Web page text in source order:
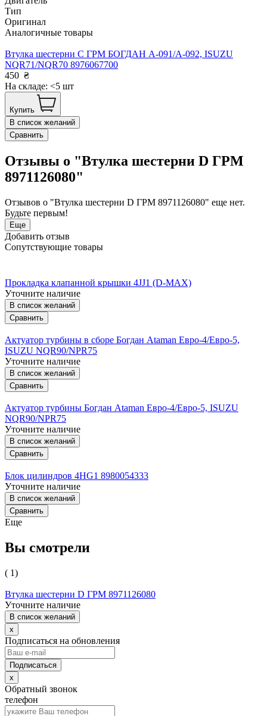
Тип
Оригинал
Аналогичные товары
Втулка шестерни С ГРМ БОГДАН А-091/А-092, ISUZU
NQR71/NQR70 8976067700
450 ₴
На складе: <5 шт
Купить
В список желаний
Сравнить
Отзывы о "Втулка шестерни D ГРМ
8971126080"
Отзывов о "Втулка шестерни D ГРМ 8971126080" еще нет.
Будьте первым!
Еще
Добавить отзыв
Сопутствующие товары
Прокладка клапанной крышки 4JJ1 (D-MAX)
Уточните наличие
В список желаний
Сравнить
Актуатор турбины в сборе Богдан Ataman Евро-4/Евро-5,
ISUZU NQR90/NPR75
Уточните наличие
В список желаний
Сравнить
Актуатор турбины Богдан Ataman Евро-4/Евро-5, ISUZU
NQR90/NPR75
Уточните наличие
В список желаний
Сравнить
Блок цилиндров 4HG1 8980054333
Уточните наличие
В список желаний
Сравнить
Еще
Вы смотрели
( 1)
Втулка шестерни D ГРМ 8971126080
Уточните наличие
В список желаний
x
Подписаться на обновления
x
Обратный звонок
телефон